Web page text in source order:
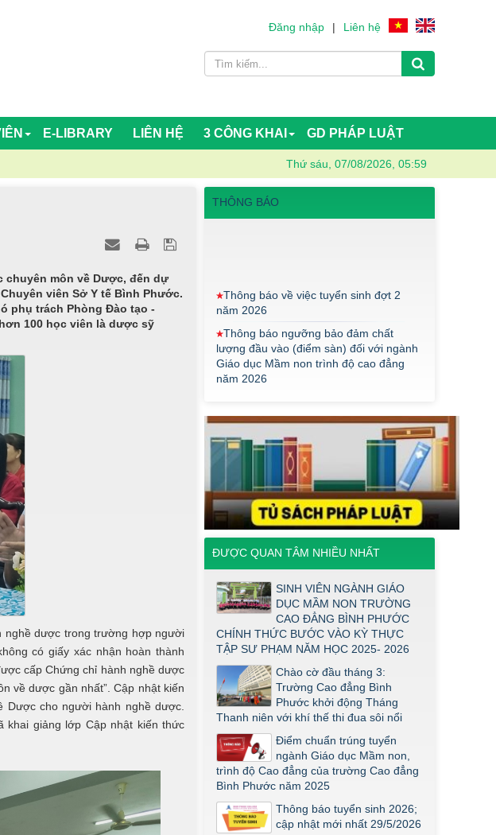
Đăng nhập | Liên hệ
E-LIBRARY LIÊN HỆ 3 CÔNG KHAI GD PHÁP LUẬT
Thứ sáu, 07/08/2026, 05:59
chuyên môn về Dược, đến dự
viên Sở Y tế Bình Phước.
phụ trách Phòng Đào tạo -
100 học viên là dược sỹ
dược trong trường hợp người
có giấy xác nhận hoàn thành
cấp Chứng chỉ hành nghề dược
về dược gần nhất”. Cập nhật kiến
cho người hành nghề dược.
khai giảng lớp Cập nhật kiến thức
THÔNG BÁO
Thông báo ngưỡng bảo đảm chất
lượng đầu vào (điểm sàn) đối với ngành
Giáo dục Mầm non trình độ cao đẳng
năm 2026
Điểm thi năng khiếu ngành Giáo dục
Mầm Non đợt 1 2026
văn bản mới
THÔNG BÁO VỀ VIỆC PHÚC KHẢO
ĐIỂM THI TỐT NGHIỆP KHỐI Y DƯỢC
ĐIỂM TỐT NGHIỆP KHỐI Y - DƯỢC
NĂM 2026
Thông báo về việc tổ chức thi năng
khiếu ngành Giáo dục Mầm non năm
2026
Thông báo về việc tuyển sinh đợt 2
năm 2026
Thông báo ngưỡng bảo đảm chất
lượng đầu vào (điểm sàn) đối với ngành
Giáo dục Mầm non trình độ cao đẳng
năm 2026
Điểm thi năng khiếu ngành Giáo dục
Mầm Non đợt 1 2026
Thông báo về việc triển khai một số
văn bản mới
THÔNG BÁO VỀ VIỆC PHÚC KHẢO
ĐIỂM THI TỐT NGHIỆP KHỐI Y DƯỢC
NĂM 2026
ĐIỂM TỐT NGHIỆP KHỐI Y - DƯỢC
ĐƯỢC QUAN TÂM NHIỀU NHẤT
SINH VIÊN NGÀNH GIÁO
DỤC MẦM NON TRƯỜNG
CAO ĐẲNG BÌNH PHƯỚC
CHÍNH THỨC BƯỚC VÀO KỲ THỰC
TẬP SƯ PHẠM NĂM HỌC 2025- 2026
Chào cờ đầu tháng 3:
Trường Cao đẳng Bình
Phước khởi động Tháng
Thanh niên với khí thế thi đua sôi nổi
Điểm chuẩn trúng tuyển
ngành Giáo dục Mầm non,
trình độ Cao đẳng của trường Cao đẳng
Bình Phước năm 2025
Thông báo tuyển sinh 2026;
cập nhật mới nhất 29/5/2026